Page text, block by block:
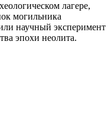
лагере,
могильника
научный эксперимент
эпохи неолита.